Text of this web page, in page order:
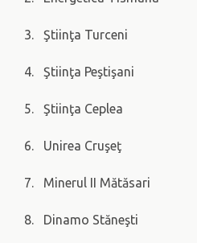
3. Ştiinţa Turceni
4. Ştiinţa Peştişani
5. Ştiinţa Ceplea
6. Unirea Cruşeţ
7. Minerul II Mătăsari
8. Dinamo Stăneşti